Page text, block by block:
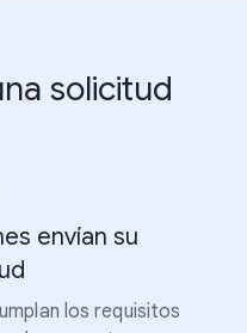
solicitud
envían su
los requisitos